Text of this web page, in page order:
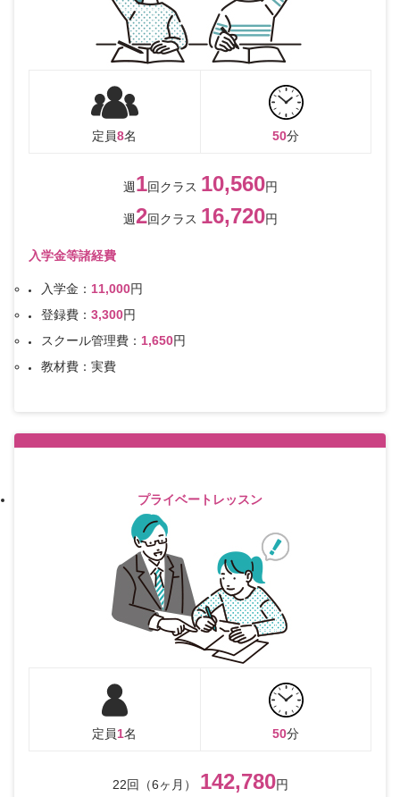
定員8名 50分
週 1回クラス 10,560円
週2回クラス 16,720円
入学金等諸経費
入学金： 11,000円
登録費： 3,300円
スクール管理費： 1,650円
教材費：実費
プライベートレッスン
定員1名 50分
22回（6ヶ月） 142,780円